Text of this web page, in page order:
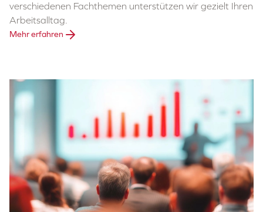
verschiedenen Fachthemen unterstützen wir gezielt Ihren
Arbeitsalltag.
Mehr erfahren